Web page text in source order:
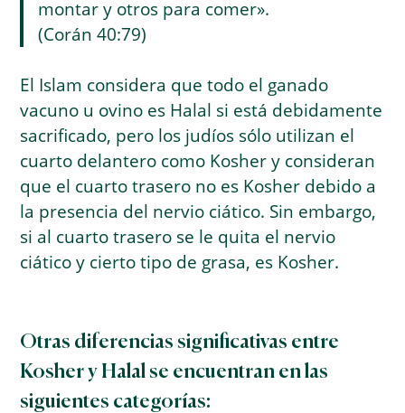
montar y otros para comer».
(Corán 40:79)
El Islam considera que todo el ganado
vacuno u ovino es Halal si está debidamente
sacrificado, pero los judíos sólo utilizan el
cuarto delantero como Kosher y consideran
que el cuarto trasero no es Kosher debido a
la presencia del nervio ciático. Sin embargo,
si al cuarto trasero se le quita el nervio
ciático y cierto tipo de grasa, es Kosher.
Otras diferencias significativas entre
Kosher y Halal se encuentran en las
siguientes categorías: